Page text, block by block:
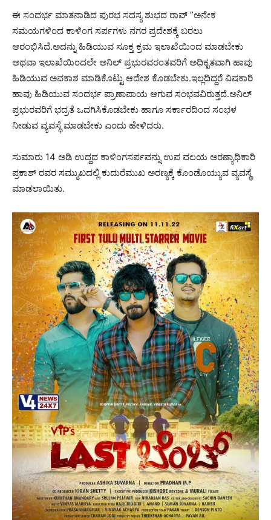
ಈ ಸಂದರ್ಭ ಮಾತನಾಡಿದ ಪುರಭ ಸದಸ್ಯ ಶುಭದ ರಾವ್ ”ಅನೇಕ
ಸಮಯಗಳಿಂದ ಕಾಳಿಂಗ ಸರ್ಪಗಳು ನಗರ ಪ್ರದೇಶಕ್ಕೆ ಬರಲು
ಆರಂಭಿಸಿದೆ.ಅದನ್ನು ಹಿಡಿಯುವ ಸೂಕ್ತ ಕ್ರಮ ಇಲಾಖೆಯಿಂದ ಮಾಡಬೇಕು
ಅಥವಾ ಇಲಾಖೆಯಿಂದಲೇ ಅನಿಲ್ ಪ್ರಭುರವರಂತವರಿಗೆ ಅಧಿಕೃತವಾಗಿ ಹಾವು
ಹಿಡಿಯುವ ಅವಕಾಶ ಮಾಡಿಕೊಟ್ಟು ಆದೇಶ ಕೊಡಬೇಕು.ಇಲ್ಲದಿದ್ದರೆ ವಿಷಕಾರಿ
ಹಾವು ಹಿಡಿಯುವ ಸಂದರ್ಭ ಪ್ರಾಣಾಪಾಯ ಆಗುವ ಸಂಭವವಿರುತ್ತದೆ.ಅನಿಲ್
ಪ್ರಭುರವರಿಗೆ ಭದ್ರತೆ ಒದಗಿಸಿಕೊಡಬೇಕು ಹಾಗೂ ಸರ್ಕಾರದಿಂದ ಸಂಭಳ
ನೀಡುವ ವ್ಯವಸ್ಥೆ ಮಾಡಬೇಕು ಎಂದು ಹೇಳಿದರು.
ಸುಮಾರು 14 ಅಡಿ ಉದ್ದದ ಕಾಳಿಂಗಸರ್ಪವನ್ನು ಉಪ ವಲಯ ಅರಣ್ಯಾಧಿಕಾರಿ
ಪ್ರಕಾಶ್ ರವರ ಸಮ್ಮುಖದಲ್ಲಿ ಕುದುರೆಮುಖ ಅರಣ್ಯಕ್ಕೆ ಕೊಂಡೊಯ್ಯುವ ವ್ಯವಸ್ಥೆ
ಮಾಡಲಾಯಿತು.